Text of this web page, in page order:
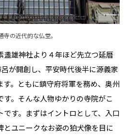
の近代的な仏堂。
雄神社より４年ほど先立つ延暦
が開創し、平安時代後半に源義家
。ともに鎮守府将軍を務め、奥州
。そんな人物ゆかりの寺院がこ
です。まずはイントロとして、入口
とユニークなお姿の狛犬像を目に